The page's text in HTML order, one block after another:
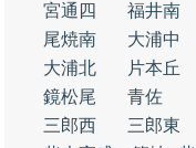
宮通四
福井南
尾焼南
大浦中
大浦北
片本丘
鏡松尾
青佐
三郎西
三郎東